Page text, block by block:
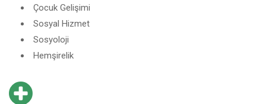
Çocuk Gelişimi
Sosyal Hizmet
Sosyoloji
Hemşirelik